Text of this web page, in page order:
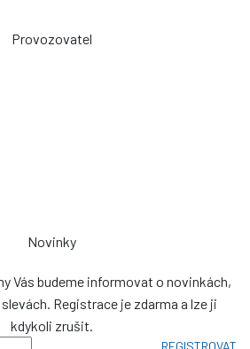
Provozovatel
Novinky
Vás budeme informovat o novinkách,
Registrace je zdarma a lze ji
kdykoli zrušit.
REGISTROVAT